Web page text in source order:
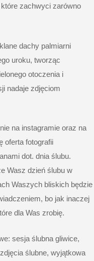
które zachwyci zarówno
dachy palmiarni
uroku, tworząc
otoczenia i
nadaje zdjęciom
na instagramie oraz na
oferta fotografii
dot. dnia ślubu.
Wasz dzień ślubu w
Waszych bliskich będzie
bo jak inaczej
dla Was zrobię.
sesja ślubna gliwice,
ślubne, wyjątkowa